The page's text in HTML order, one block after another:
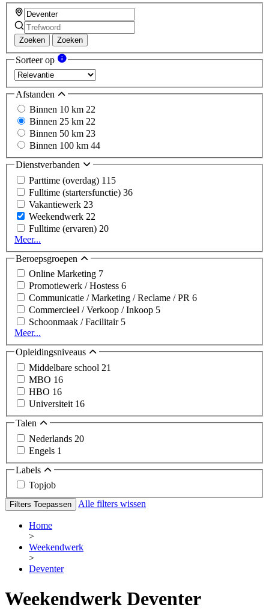
Zoeken Zoeken
Sorteer op
Afstanden
Binnen 10 km 22
Binnen 25 km 22
Binnen 50 km 23
Binnen 100 km 44
Dienstverbanden
Parttime (overdag) 115
Fulltime (startersfunctie) 36
Vakantiewerk 23
Weekendwerk 22
Fulltime (ervaren) 20
Meer...
Beroepsgroepen
Online Marketing 7
Promotiewerk / Hostess 6
Communicatie / Marketing / Reclame / PR 6
Commercieel / Verkoop / Inkoop 5
Schoonmaak / Facilitair 5
Meer...
Opleidingsniveaus
Middelbare school 21
MBO 16
HBO 16
Universiteit 16
Talen
Nederlands 20
Engels 1
Labels
Topjob
Filters Toepassen Alle filters wissen
Home
>
Weekendwerk
>
Deventer
Weekendwerk Deventer